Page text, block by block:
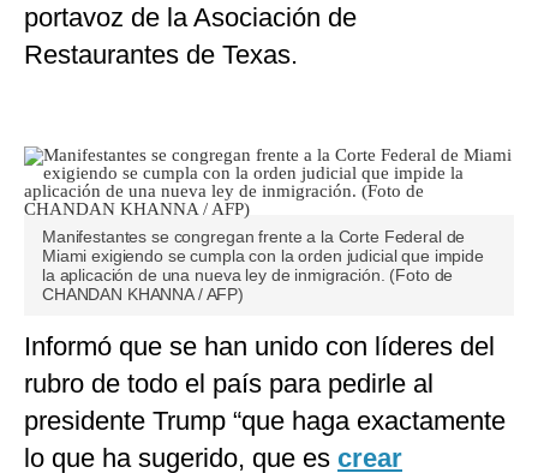
portavoz de la Asociación de
Restaurantes de Texas.
Manifestantes se congregan frente a la Corte Federal de
Miami exigiendo se cumpla con la orden judicial que impide
la aplicación de una nueva ley de inmigración. (Foto de
CHANDAN KHANNA / AFP)
Informó que se han unido con líderes del
rubro de todo el país para pedirle al
presidente Trump “que haga exactamente
lo que ha sugerido, que es crear